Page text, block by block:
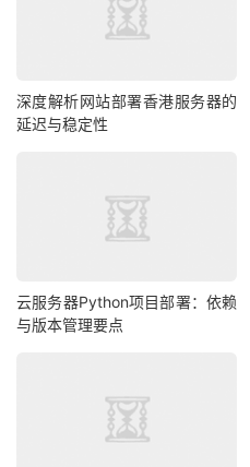
深度解析网站部署香港服务器的
延迟与稳定性
云服务器Python项目部署：依赖
与版本管理要点